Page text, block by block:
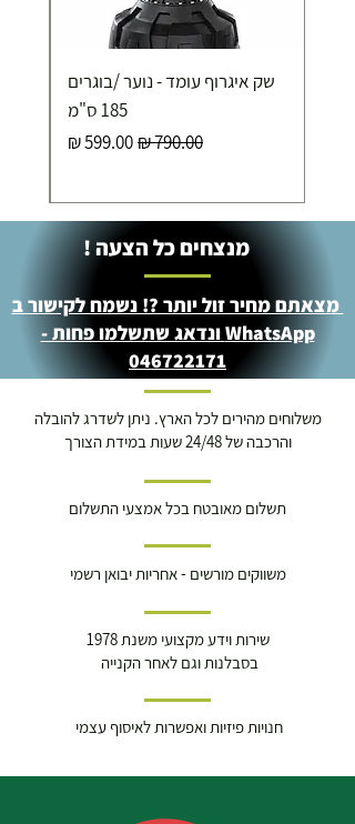
שק איגרוף עומד - נוער /בוגרים
185 ס"מ
מחיר רגילמחיר מבצע
מנצחים כל הצעה !
מצאתם מחיר זול יותר ?! נשמח לקישור ב
WhatsApp ונדאג שתשלמו פחות -
046722171
משלוחים מהירים לכל הארץ. ניתן לשדרג להובלה
והרכבה של 24/48 שעות במידת הצורך
תשלום מאובטח בכל אמצעי התשלום
משווקים מורשים - אחריות יבואן רשמי
שירות וידע מקצועי משנת 1978
בסבלנות וגם לאחר הקנייה
חנויות פיזיות ואפשרות לאיסוף עצמי